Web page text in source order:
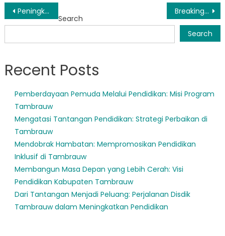
Post
navigation
Peningkatan Pengelolaan Data Pendidikan di Tambrauw dengan Dapodik Breaking Barriers: How Sekolah Penggerak Tambrauw is Revolutionizing Education in Indonesia
Search
Search
Recent Posts
Pemberdayaan Pemuda Melalui Pendidikan: Misi Program
Tambrauw
Mengatasi Tantangan Pendidikan: Strategi Perbaikan di
Tambrauw
Mendobrak Hambatan: Mempromosikan Pendidikan
Inklusif di Tambrauw
Membangun Masa Depan yang Lebih Cerah: Visi
Pendidikan Kabupaten Tambrauw
Dari Tantangan Menjadi Peluang: Perjalanan Disdik
Tambrauw dalam Meningkatkan Pendidikan